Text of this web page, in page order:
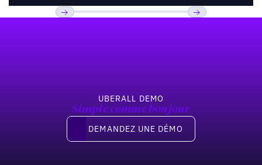
UBERALL DEMO
Simple comme bonjour
Demandez une démo
DEMANDEZ UNE DÉMO